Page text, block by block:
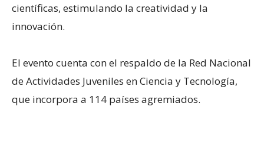
científicas, estimulando la creatividad y la
innovación.
El evento cuenta con el respaldo de la Red Nacional
de Actividades Juveniles en Ciencia y Tecnología,
que incorpora a 114 países agremiados.